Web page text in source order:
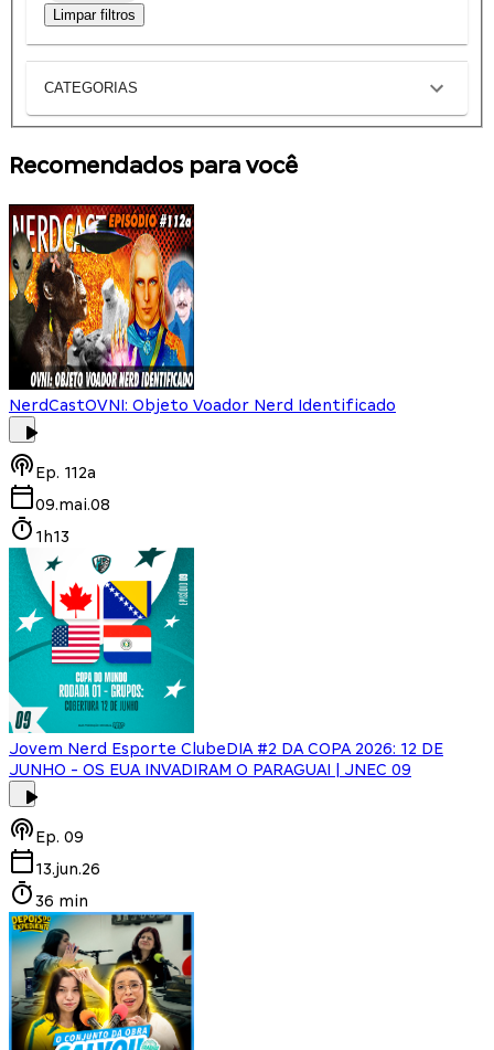
Limpar filtros
CATEGORIAS
Recomendados para você
NerdCastOVNI: Objeto Voador Nerd Identificado
Ep. 112a
09.mai.08
1h13
Jovem Nerd Esporte ClubeDIA #2 DA COPA 2026: 12 DE
JUNHO - OS EUA INVADIRAM O PARAGUAI | JNEC 09
Ep. 09
13.jun.26
36 min